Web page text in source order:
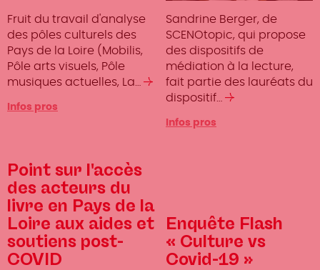
Fruit du travail d'analyse
des pôles culturels des
Pays de la Loire (Mobilis,
Pôle arts visuels, Pôle
musiques actuelles, La…
Lire
Infos pros
Sandrine Berger, de
SCENOtopic, qui propose
des dispositifs de
médiation à la lecture,
fait partie des lauréats du
dispositif…
Infos pros
Point sur l'accès
des acteurs du
livre en Pays de la
Loire aux aides et
soutiens post-
COVID
Enquête Flash
« Culture vs
Covid-19 »